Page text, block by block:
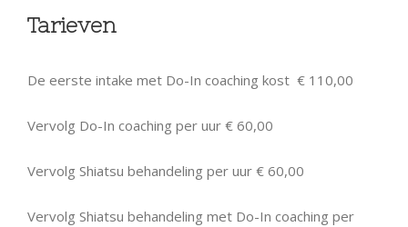
Tarieven
De eerste intake met Do-In coaching kost € 110,00
Vervolg Do-In coaching per uur € 60,00
Vervolg Shiatsu behandeling per uur € 60,00
Vervolg Shiatsu behandeling met Do-In coaching per